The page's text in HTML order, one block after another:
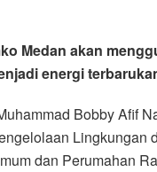
Medan akan
energi
Bobby Afif
dan Perumahan